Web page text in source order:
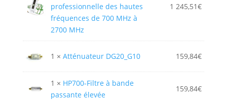
professionnelle des hautes
fréquences de 700 MHz à
2700 MHz
1 245,51€
1 × Atténuateur DG20_G10 159,84€
1 × HP700-Filtre à bande
passante élevée
159,84€